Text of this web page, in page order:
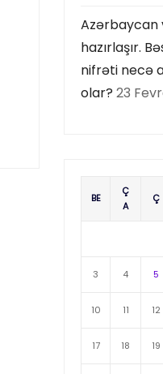
Azərbaycan
hazırlaşır.
nifrəti necə
olar? 23
BE
Ç
A
Ç
3 4 5
10 11 12
17 18 19